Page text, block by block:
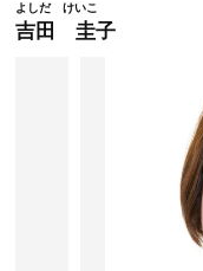
よしだ けいこ
吉田 圭子